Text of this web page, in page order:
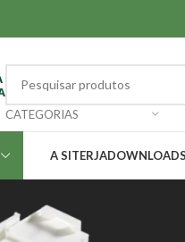
CATEGORIAS
A SITERJADOWNLOADS